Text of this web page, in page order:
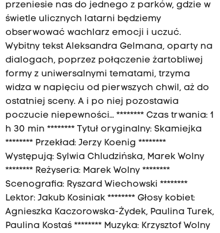
przeniesie nas do jednego z parków, gdzie w
świetle ulicznych latarni będziemy
obserwować wachlarz emocji i uczuć.
Wybitny tekst Aleksandra Gelmana, oparty na
dialogach, poprzez połączenie żartobliwej
formy z uniwersalnymi tematami, trzyma
widza w napięciu od pierwszych chwil, aż do
ostatniej sceny. A i po niej pozostawia
poczucie niepewności… ******** Czas trwania: 1
h 30 min ******** Tytuł oryginalny: Skamiejka
******** Przekład: Jerzy Koenig ********
Występują: Sylwia Chludzińska, Marek Wolny
******** Reżyseria: Marek Wolny ********
Scenografia: Ryszard Wiechowski ********
Lektor: Jakub Kosiniak ******** Głosy kobiet:
Agnieszka Kaczorowska-Żydek, Paulina Turek,
Paulina Kostaś ******** Muzyka: Krzysztof Wolny